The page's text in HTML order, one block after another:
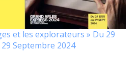
et les explorateurs » Du 29
29 Septembre 2024